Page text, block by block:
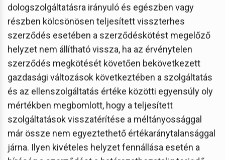
dologszolgáltatásra irányuló és egészben vagy
részben kölcsönösen teljesített visszterhes
szerződés esetében a szerződéskötést megelőző
helyzet nem állítható vissza, ha az érvénytelen
szerződés megkötését követően bekövetkezett
gazdasági változások következtében a szolgáltatás
és az ellenszolgáltatás értéke közötti egyensúly oly
mértékben megbomlott, hogy a teljesített
szolgáltatások visszatérítése a méltányossággal
már össze nem egyeztethető értékaránytalansággal
járna. Ilyen kivételes helyzet fennállása esetén a